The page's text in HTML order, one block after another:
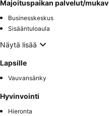
Majoituspaikan palvelut/
Businesskeskus
Sisääntuloaula
Näytä lisää
Lapsille
Vauvansänky
Hyvinvointi
Hieronta